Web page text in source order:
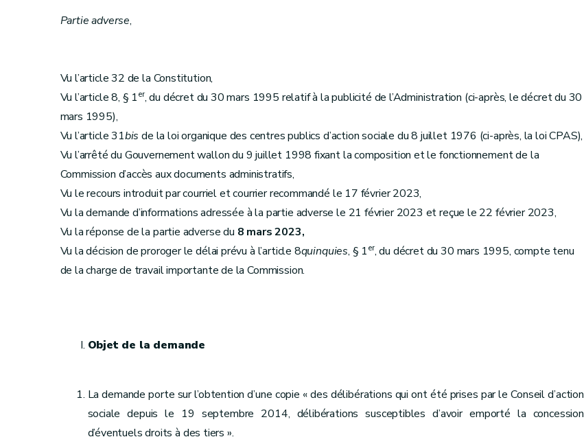
Partie adverse,
Vu l’article 32 de la Constitution,
Vu l’article 8, § 1er, du décret du 30 mars 1995 relatif à la publicité de l’Administration (ci-après, le décret du 30
mars 1995),
Vu l’article 31bis de la loi organique des centres publics d’action sociale du 8 juillet 1976 (ci-après, la loi CPAS),
Vu l’arrêté du Gouvernement wallon du 9 juillet 1998 fixant la composition et le fonctionnement de la
Commission d’accès aux documents administratifs,
Vu le recours introduit par courriel et courrier recommandé le 17 février 2023,
Vu la demande d’informations adressée à la partie adverse le 21 février 2023 et reçue le 22 février 2023,
Vu la réponse de la partie adverse du 8 mars 2023,
Vu la décision de proroger le délai prévu à l’article 8quinquies, § 1er, du décret du 30 mars 1995, compte tenu
de la charge de travail importante de la Commission.
Objet de la demande
La demande porte sur l’obtention d’une copie « des délibérations qui ont été prises par le Conseil d’action
sociale depuis le 19 septembre 2014, délibérations susceptibles d’avoir emporté la concession
d’éventuels droits à des tiers ».